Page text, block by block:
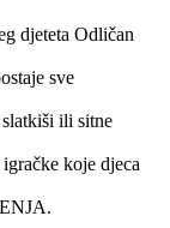
djeteta Odličan
sve
ili sitne
koje djeca